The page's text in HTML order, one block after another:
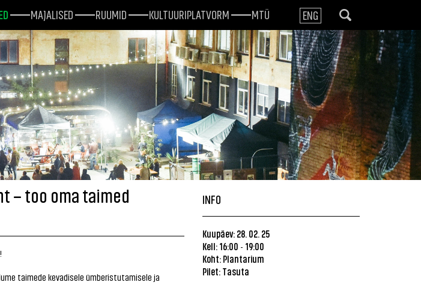
MAJALISED RUUMID KULTUURIPLATVORM MTÜ ENG
– too oma taimed
taimede kevadisele ümberistutamisele ja
INFO
Kuupäev: 28. 02. 25
Kell: 16:00 - 19:00
Koht: Plantarium
Pilet: Tasuta